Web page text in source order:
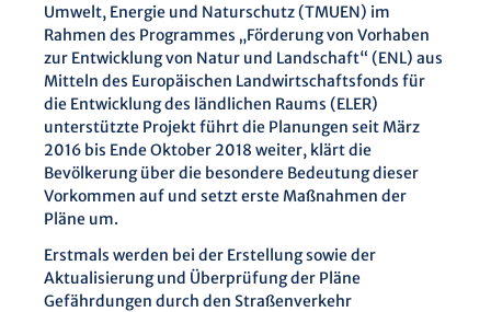
Umwelt, Energie und Naturschutz (TMUEN) im
Rahmen des Programmes „Förderung von Vorhaben
zur Entwicklung von Natur und Landschaft“ (ENL) aus
Mitteln des Europäischen Landwirtschaftsfonds für
die Entwicklung des ländlichen Raums (ELER)
unterstützte Projekt führt die Planungen seit März
2016 bis Ende Oktober 2018 weiter, klärt die
Bevölkerung über die besondere Bedeutung dieser
Vorkommen auf und setzt erste Maßnahmen der
Pläne um.
Erstmals werden bei der Erstellung sowie der
Aktualisierung und Überprüfung der Pläne
Gefährdungen durch den Straßenverkehr